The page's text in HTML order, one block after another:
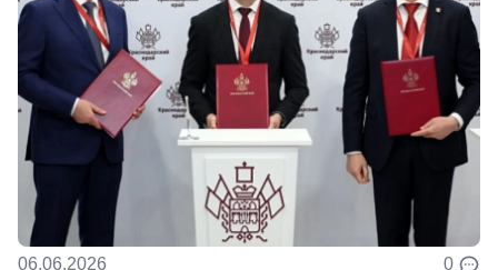
06.06.2026 0